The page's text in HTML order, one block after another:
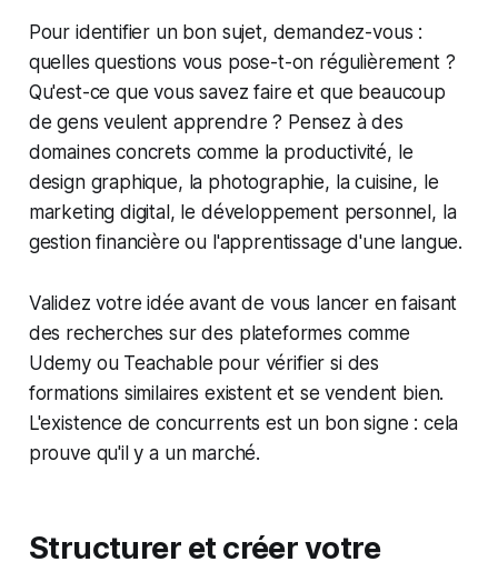
Pour identifier un bon sujet, demandez-vous :
quelles questions vous pose-t-on régulièrement ?
Qu'est-ce que vous savez faire et que beaucoup
de gens veulent apprendre ? Pensez à des
domaines concrets comme la productivité, le
design graphique, la photographie, la cuisine, le
marketing digital, le développement personnel, la
gestion financière ou l'apprentissage d'une langue.
Validez votre idée avant de vous lancer en faisant
des recherches sur des plateformes comme
Udemy ou Teachable pour vérifier si des
formations similaires existent et se vendent bien.
L'existence de concurrents est un bon signe : cela
prouve qu'il y a un marché.
Structurer et créer votre